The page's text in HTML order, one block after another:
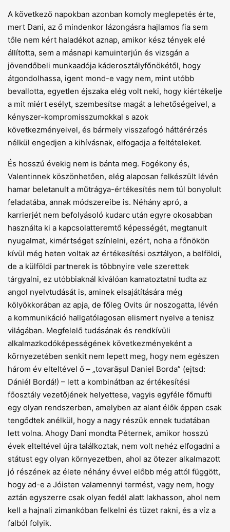
A következő napokban azonban komoly meglepetés érte,
mert Dani, az ő mindenkor lázongásra hajlamos fia sem
tőle nem kért haladékot aznap, amikor kész tények elé
állította, sem a másnapi kamuinterjún és vizsgán a
jövendőbeli munkaadója káderosztályfőnökétől, hogy
átgondolhassa, igent mond-e vagy nem, mint utóbb
bevallotta, egyetlen éjszaka elég volt neki, hogy kiértékelje
a mit miért esélyt, szembesítse magát a lehetőségeivel, a
kényszer-kompromisszumokkal s azok
következményeivel, és bármely visszafogó háttérérzés
nélkül engedjen a kihívásnak, elfogadja a feltételeket.
És hosszú évekig nem is bánta meg. Fogékony és,
Valentinnek köszönhetően, elég alaposan felkészült lévén
hamar beletanult a műtrágya-értékesítés nem túl bonyolult
feladatába, annak módszereibe is. Néhány apró, a
karrierjét nem befolyásoló kudarc után egyre okosabban
használta ki a kapcsolatteremtő képességét, megtanult
nyugalmat, kimértséget színlelni, ezért, noha a főnökön
kívül még heten voltak az értékesítési osztályon, a belföldi,
de a külföldi partnerek is többnyire vele szerettek
tárgyalni, ez utóbbiaknál kiválóan kamatoztatni tudta az
angol nyelvtudását is, aminek elsajátítására még
kölyökkorában az apja, de főleg Ovits úr noszogatta, lévén
a kommunikáció hallgatólagosan elismert nyelve a tenisz
világában. Megfelelő tudásának és rendkívüli
alkalmazkodóképességének következményeként a
környezetében senkit nem lepett meg, hogy nem egészen
három év elteltével ő – „tovarășul Daniel Borda” (ejtsd:
Dániél Bordá!) – lett a kombinátban az értékesítési
főosztály vezetőjének helyettese, vagyis egyféle főmufti
egy olyan rendszerben, amelyben az alant élők éppen csak
tengődtek anélkül, hogy a nagy részük ennek tudatában
lett volna. Ahogy Dani mondta Péternek, amikor hosszú
évek elteltével újra találkoztak, nem volt nehéz elfogadni a
státust egy olyan környezetben, ahol az ötezer alkalmazott
jó részének az élete néhány évvel előbb még attól függött,
hogy ad-e a Jóisten valamennyi termést, vagy nem, hogy
aztán egyszerre csak olyan fedél alatt lakhasson, ahol nem
kell a hajnali zimankóban felkelni és tüzet rakni, és a víz a
falból folyik.